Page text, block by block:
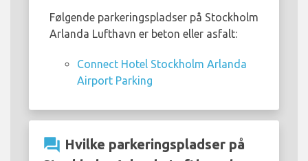
Følgende parkeringspladser på Stockholm
Arlanda Lufthavn er beton eller asfalt:
Connect Hotel Stockholm Arlanda
Airport Parking
question_answer Hvilke parkeringspladser på